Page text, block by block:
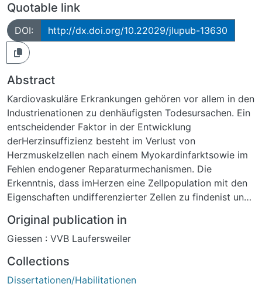
Quotable link
DOI: http://dx.doi.org/10.22029/jlupub-13630
Abstract
Kardiovaskuläre Erkrankungen gehören vor allem in den
Industrienationen zu denhäufigsten Todesursachen. Ein
entscheidender Faktor in der Entwicklung
derHerzinsuffizienz besteht im Verlust von
Herzmuskelzellen nach einem Myokardinfarktsowie im
Fehlen endogener Reparaturmechanismen. Die
Erkenntnis, dass imHerzen eine Zellpopulation mit den
Eigenschaften undifferenzierter Zellen zu findenist und
Organ vollständigüberdacht werden musste, führte zu
zahlreichen Untersuchungen dieser
therapeutischen Nutzen insbesondere imRahmen der
Behandlung der Herzinsuffizienz. In Tiermodellen
Original publication in
Giessen : VVB Laufersweiler
Collections
Dissertationen/Habilitationen